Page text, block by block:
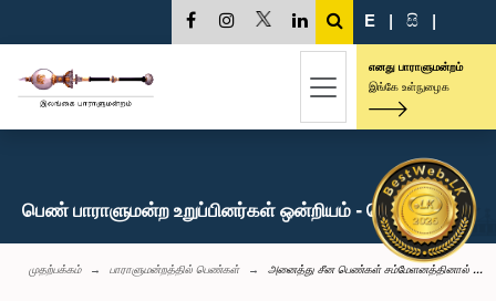
E | සි |
எனது பாராளுமன்றம்
இங்கே உள்நுழைக
பெண் பாராளுமன்ற உறுப்பினர்கள் ஒன்றியம் - செய்திகள்
முதற்பக்கம் பாராளுமன்றத்தில் பெண்கள் அனைத்து சீன பெண்கள் சம்மேளனத்தினால் ...